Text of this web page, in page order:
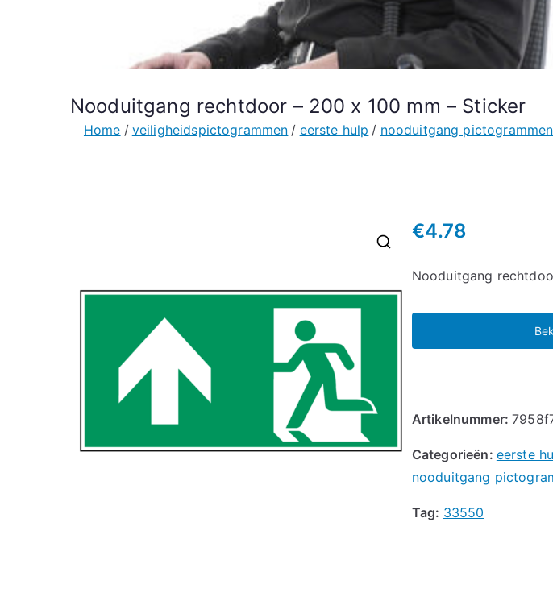
Nooduitgang rechtdoor – 200 x 100 mm – Sticker
Home veiligheidspictogrammen eerste hulp nooduitgang pictogrammen
€4.78
Nooduitgang
Artikelnummer:
Categorieën: eerste
nooduitgang
Tag: 33550